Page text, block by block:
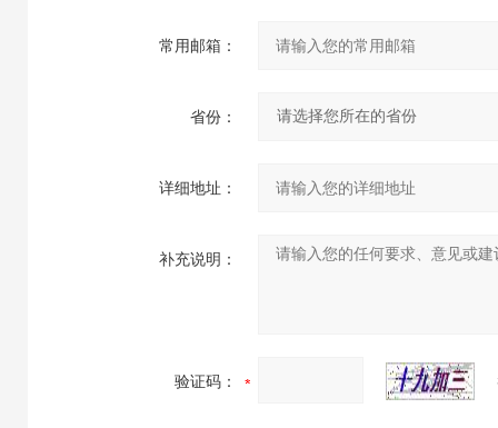
常用邮箱：
省份：
详细地址：
补充说明：
验证码：